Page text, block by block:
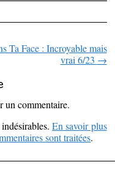
Ta Face : Incroyable mais
vrai 6/23 →
commentaire.
En savoir plus
sont traitées.